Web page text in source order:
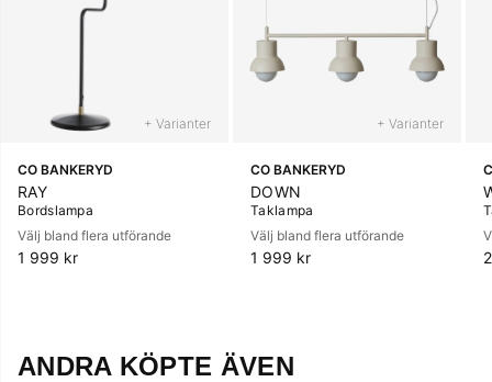
+ Varianter
CO BANKERYD
RAY
Bordslampa
Välj bland flera utförande
1 999 kr
+ Varianter
CO BANKERYD
DOWN
Taklampa
Välj bland flera utförande
1 999 kr
ANDRA KÖPTE ÄVEN